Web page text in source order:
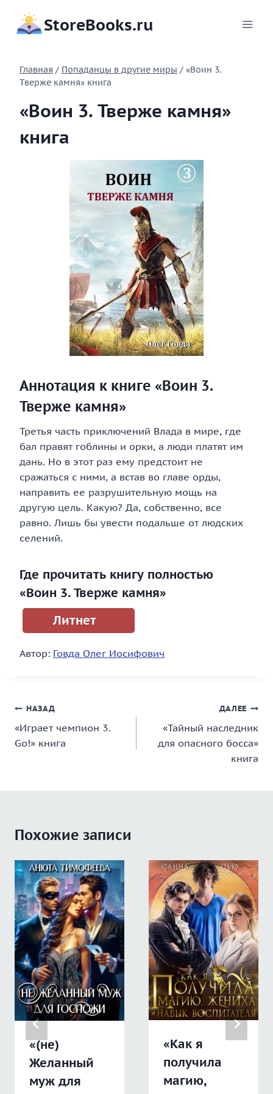
содержимому
StoreBooks.ru
Главная / Попаданцы в другие миры / «Воин 3.
Тверже камня» книга
«Воин 3. Тверже камня»
книга
Аннотация к книге «Воин 3.
Тверже камня»
Третья часть приключений Влада в мире, где
бал правят гоблины и орки, а люди платят им
дань. Но в этот раз ему предстоит не
сражаться с ними, а встав во главе орды,
направить ее разрушительную мощь на
другую цель. Какую? Да, собственно, все
равно. Лишь бы увести подальше от людских
селений.
Где прочитать книгу полностью
«Воин 3. Тверже камня»
Литнет
Автор: Говда Олег Иосифович
Навигация
по
записям
НАЗАД
«Играет чемпион 3.
Go!» книга
ДАЛЕЕ
«Тайный наследник
для опасного босса»
книга
Похожие записи
«(не)
Желанный
муж для
«Как я
получила
магию,